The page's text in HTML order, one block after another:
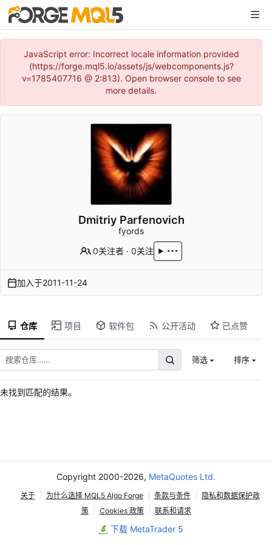
JavaScript error: Incorrect locale information provided
(https://forge.mql5.io/assets/js/webcomponents.js?
v=1785407716 @ 2:813). Open browser console to see
more details.
Dmitriy Parfenovich
fyords
0关注者 ·0关注
加入于2011-11-24
仓库 项目 软件包 公开活动 已点赞
筛选 排序
未找到匹配的结果。
Copyright 2000-2026, MetaQuotes Ltd.
关于 为什么选择 MQL5 Algo Forge 条款与条件
隐私和数据保护政
策
Cookies 政策 联系和请求
下载 MetaTrader 5